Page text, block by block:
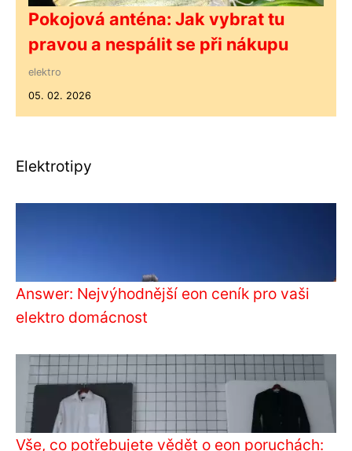
Pokojová anténa: Jak vybrat tu
pravou a nespálit se při nákupu
elektro
05. 02. 2026
Elektrotipy
Answer: Nejvýhodnější eon ceník pro vaši
elektro domácnost
Vše, co potřebujete vědět o eon poruchách: